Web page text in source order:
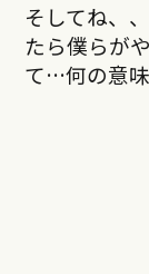
そしてね、
たら僕らが
て…何の意